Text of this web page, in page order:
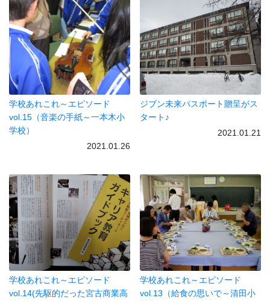
学校あれこれ～エピソード
vol.15（音楽の手紙～一本木小
学校）
2021.01.26
ジブン未来パスポート贈呈がス
タート♪
2021.01.21
学校あれこれ～エピソード
vol.14(先駆的だった宮古商業高
学校あれこれ～エピソード
vol.13（給食の思いで～清田小